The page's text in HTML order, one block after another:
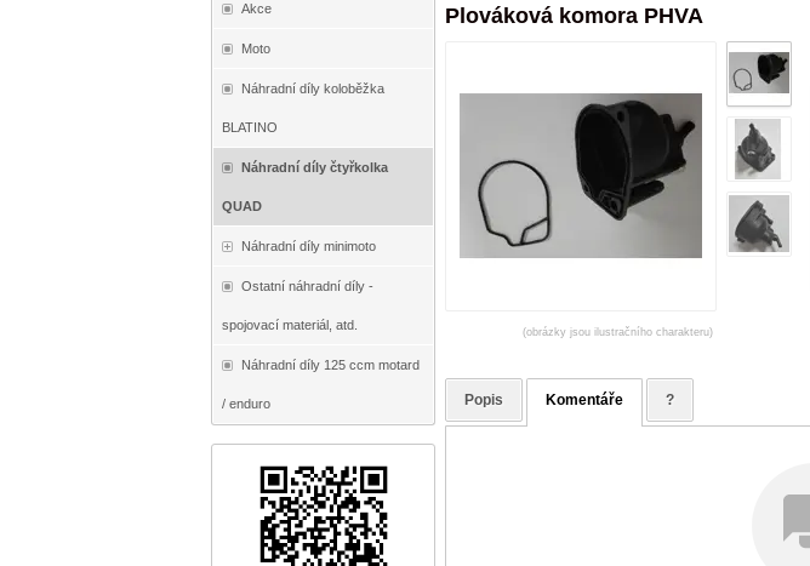
Akce
Moto
Náhradní díly koloběžka
BLATINO
Náhradní díly čtyřkolka
QUAD
Náhradní díly minimoto
Ostatní náhradní díly -
spojovací materiál, atd.
Náhradní díly 125 ccm motard
/ enduro
Plováková komora PHVA
(obrázky jsou ilustračního charakteru)
Popis Komentáře ?